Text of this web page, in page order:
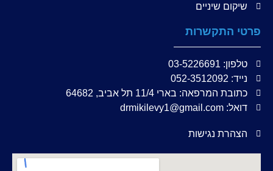
שיקום שיניים
פרטי התקשרות
טלפון: 03-5226691
נייד: 052-3512092
כתובת המרפאה: בארי 11/4 תל אביב, 64682
דואל: drmikilevy1@gmail.com
הצהרת נגישות